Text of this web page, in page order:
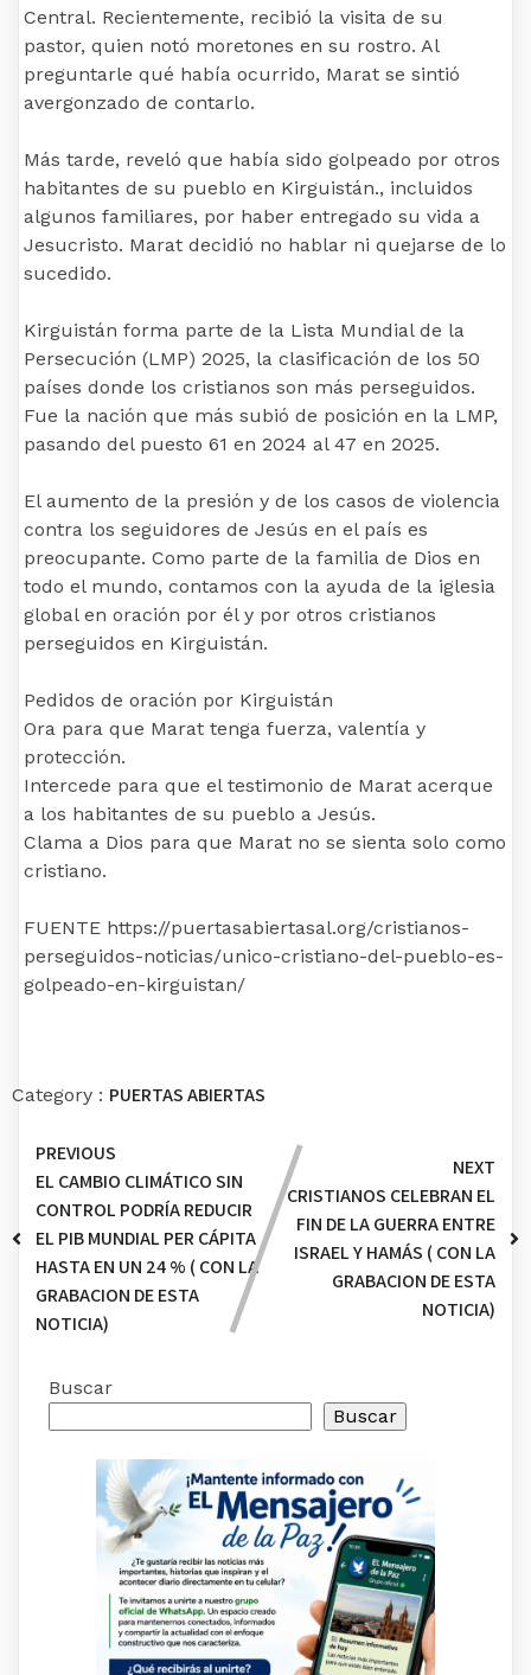
Central. Recientemente, recibió la visita de su
pastor, quien notó moretones en su rostro. Al
preguntarle qué había ocurrido, Marat se sintió
avergonzado de contarlo.
Más tarde, reveló que había sido golpeado por otros
habitantes de su pueblo en Kirguistán., incluidos
algunos familiares, por haber entregado su vida a
Jesucristo. Marat decidió no hablar ni quejarse de lo
sucedido.
Kirguistán forma parte de la Lista Mundial de la
Persecución (LMP) 2025, la clasificación de los 50
países donde los cristianos son más perseguidos.
Fue la nación que más subió de posición en la LMP,
pasando del puesto 61 en 2024 al 47 en 2025.
El aumento de la presión y de los casos de violencia
contra los seguidores de Jesús en el país es
preocupante. Como parte de la familia de Dios en
todo el mundo, contamos con la ayuda de la iglesia
global en oración por él y por otros cristianos
perseguidos en Kirguistán.
Pedidos de oración por Kirguistán
Ora para que Marat tenga fuerza, valentía y
protección.
Intercede para que el testimonio de Marat acerque
a los habitantes de su pueblo a Jesús.
Clama a Dios para que Marat no se sienta solo como
cristiano.
FUENTE https://puertasabiertasal.org/cristianos-
perseguidos-noticias/unico-cristiano-del-pueblo-es-
golpeado-en-kirguistan/
Category : PUERTAS ABIERTAS
PREVIOUS
EL CAMBIO CLIMÁTICO SIN
CONTROL PODRÍA REDUCIR
EL PIB MUNDIAL PER CÁPITA
HASTA EN UN 24 % ( CON LA
GRABACION DE ESTA
NOTICIA)
NEXT
CRISTIANOS CELEBRAN EL
FIN DE LA GUERRA ENTRE
ISRAEL Y HAMÁS ( CON LA
GRABACION DE ESTA
NOTICIA)
Buscar
Buscar